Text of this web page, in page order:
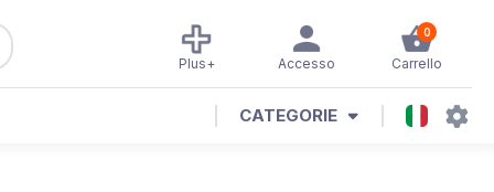
0
Carrello
Accesso
Plus+
CATEGORIE